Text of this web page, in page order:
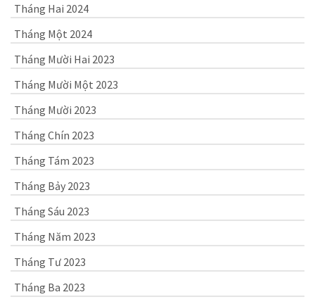
Tháng Hai 2024
Tháng Một 2024
Tháng Mười Hai 2023
Tháng Mười Một 2023
Tháng Mười 2023
Tháng Chín 2023
Tháng Tám 2023
Tháng Bảy 2023
Tháng Sáu 2023
Tháng Năm 2023
Tháng Tư 2023
Tháng Ba 2023